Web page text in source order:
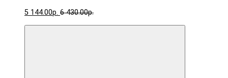
5 144.00р. 6 430.00р.